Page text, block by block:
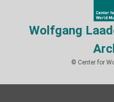
Wolfgang
© Center for